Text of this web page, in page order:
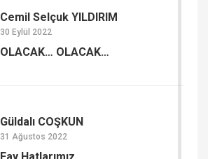
Cemil Selçuk YILDIRIM
30 Eylül 2022
OLACAK… OLACAK…
Güldalı COŞKUN
31 Ağustos 2022